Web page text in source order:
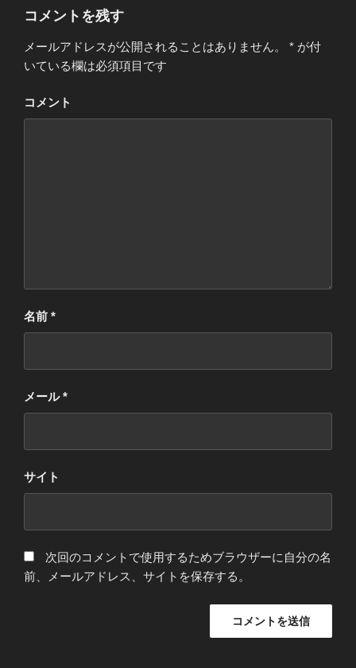
コメントを残す
メールアドレスが公開されることはありません。 * が付
いている欄は必須項目です
コメント
名前 *
メール*
サイト
次回のコメントで使用するためブラウザーに自分の名
前、メールアドレス、サイトを保存する。